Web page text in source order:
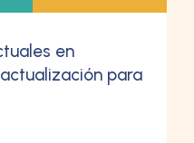
en
para